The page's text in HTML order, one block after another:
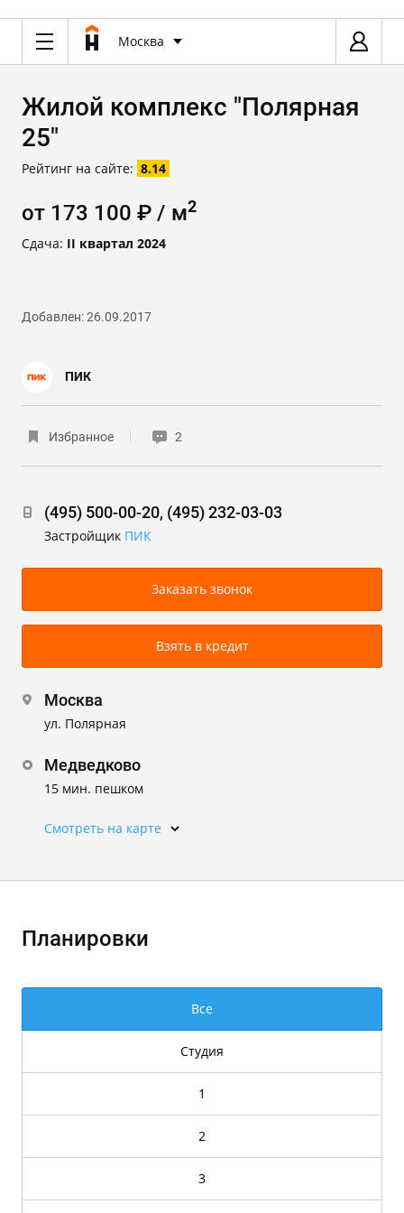
Москва
Жилой комплекс "Полярная
25"
Рейтинг на сайте: 8.14
от 173 100 ₽ / м2
Сдача: II квартал 2024
Добавлен: 26.09.2017
ПИК
Избранное 2
(495) 500-00-20, (495) 232-03-03
Застройщик ПИК
Заказать звонок
Взять в кредит
Москва
ул. Полярная
Медведково
15 мин. пешком
Смотреть на карте
Планировки
Все
Студия
1
2
3